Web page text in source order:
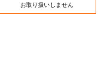
お取り扱いしません